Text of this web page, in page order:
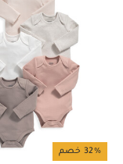
32% خصم